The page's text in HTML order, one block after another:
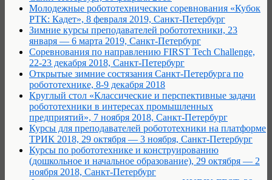
Молодежные робототехнические соревнования «Кубок
РТК: Кадет», 8 февраля 2019, Санкт-Петербург
Зимние курсы преподавателей робототехники, 23
января — 6 марта 2019, Санкт-Петербург
Соревнования по направлению FIRST Tech Challenge,
22-23 декабря 2018, Санкт-Петербург
Открытые зимние состязания Санкт-Петербурга по
робототехнике, 8-9 декабря 2018
Круглый стол «Классические и перспективные задачи
робототехники в интересах промышленных
предприятий», 7 ноября 2018, Санкт-Петербург
Курсы для преподавателей робототехники на платформе
ТРИК 2018, 29 октября — 3 ноября, Санкт-Петербург
Курсы по робототехнике и конструированию
(дошкольное и начальное образование), 29 октября — 2
ноября 2018, Санкт-Петербург